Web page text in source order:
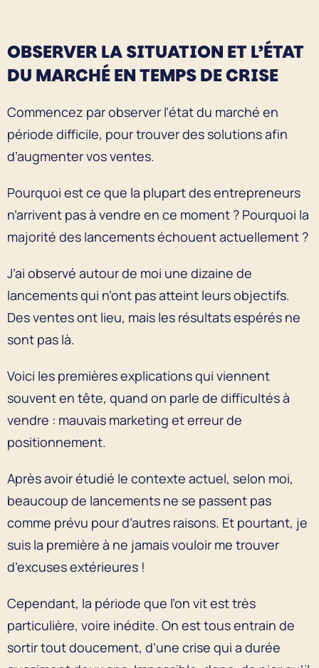
OBSERVER LA SITUATION ET L’ÉTAT
DU MARCHÉ EN TEMPS DE CRISE
Commencez par observer l’état du marché en
période difficile, pour trouver des solutions afin
d’augmenter vos ventes.
Pourquoi est ce que la plupart des entrepreneurs
n’arrivent pas à vendre en ce moment ? Pourquoi la
majorité des lancements échouent actuellement ?
J’ai observé autour de moi une dizaine de
lancements qui n’ont pas atteint leurs objectifs.
Des ventes ont lieu, mais les résultats espérés ne
sont pas là.
Voici les premières explications qui viennent
souvent en tête, quand on parle de difficultés à
vendre : mauvais marketing et erreur de
positionnement.
Après avoir étudié le contexte actuel, selon moi,
beaucoup de lancements ne se passent pas
comme prévu pour d’autres raisons. Et pourtant, je
suis la première à ne jamais vouloir me trouver
d’excuses extérieures !
Cependant, la période que l’on vit est très
particulière, voire inédite. On est tous entrain de
sortir tout doucement, d’une crise qui a durée